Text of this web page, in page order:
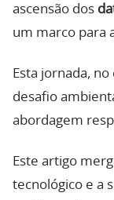
ascensão dos
um marco para
Esta jornada,
desafio
abordagem
Este artigo
tecnológico e a